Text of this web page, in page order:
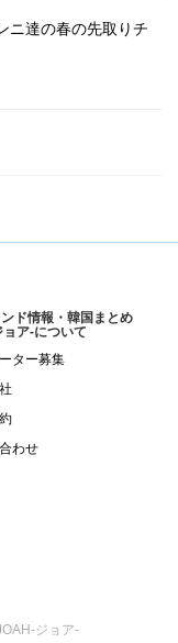
ニ達の春の先取りチ
ド情報・韓国まとめ
ア-について
ター募集
わせ
ジョア-